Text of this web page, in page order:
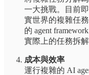
一大挑戰。目前
實世界的複雜任
的 agent
實際上的任務拆
成本與效率
運行複雜的 AI